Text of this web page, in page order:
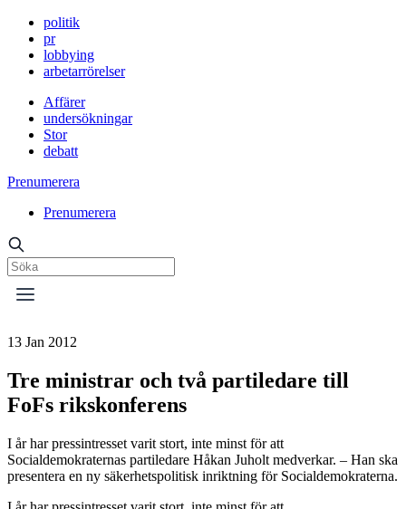
politik
pr
lobbying
arbetarrörelser
Affärer
undersökningar
Stor
debatt
Prenumerera
Prenumerera
13 Jan 2012
Tre ministrar och två partiledare till
FoFs rikskonferens
I år har pressintresset varit stort, inte minst för att
Socialdemokraternas partiledare Håkan Juholt medverkar. – Han ska
presentera en ny säkerhetspolitisk inriktning för Socialdemokraterna.